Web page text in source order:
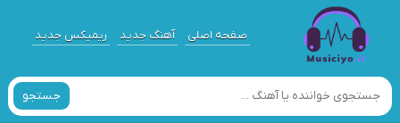
صفحه اصلی آهنگ جدید ریمیکس جدید
جستجو